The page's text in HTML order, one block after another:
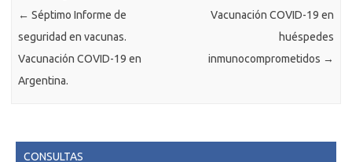
← Séptimo Informe de
seguridad en vacunas.
Vacunación COVID-19 en
Argentina.
Vacunación COVID-19 en
huéspedes
inmunocomprometidos →
CONSULTAS